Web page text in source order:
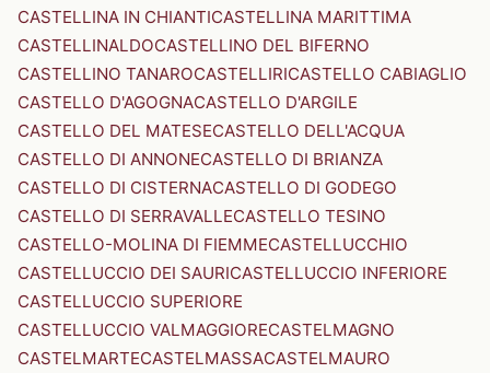
CASTELLINA IN CHIANTICASTELLINA MARITTIMA
CASTELLINALDOCASTELLINO DEL BIFERNO
CASTELLINO TANAROCASTELLIRICASTELLO CABIAGLIO
CASTELLO D'AGOGNACASTELLO D'ARGILE
CASTELLO DEL MATESECASTELLO DELL'ACQUA
CASTELLO DI ANNONECASTELLO DI BRIANZA
CASTELLO DI CISTERNACASTELLO DI GODEGO
CASTELLO DI SERRAVALLECASTELLO TESINO
CASTELLO-MOLINA DI FIEMMECASTELLUCCHIO
CASTELLUCCIO DEI SAURICASTELLUCCIO INFERIORE
CASTELLUCCIO SUPERIORE
CASTELLUCCIO VALMAGGIORECASTELMAGNO
CASTELMARTECASTELMASSACASTELMAURO